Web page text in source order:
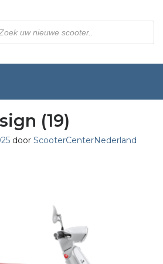
(19)
door ScooterCenterNederland